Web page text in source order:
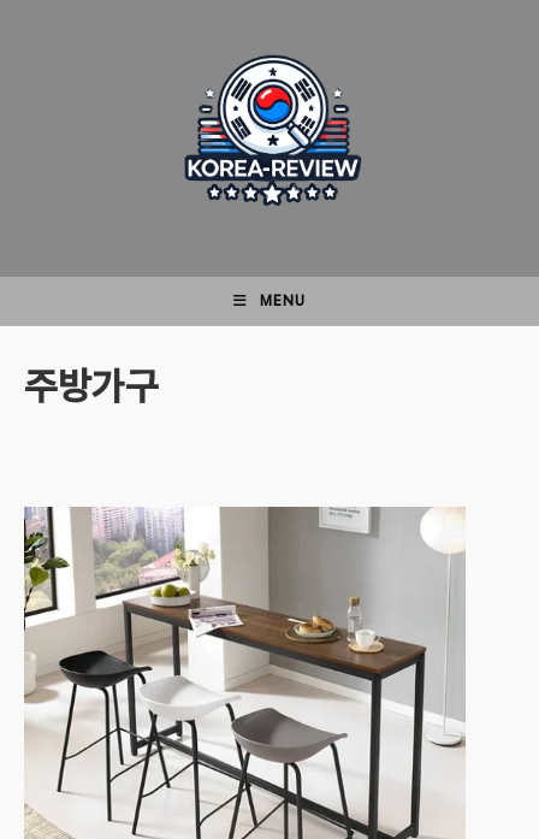
MENU
주방가구